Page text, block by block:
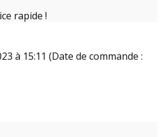
rapide !
à 15:11 (Date de commande :